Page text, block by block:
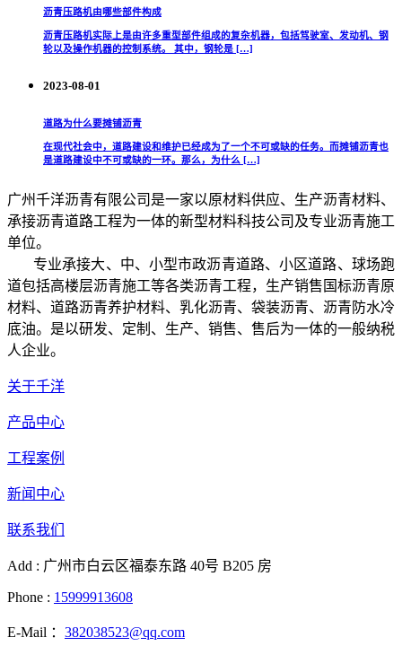
沥青压路机由哪些部件构成
沥青压路机实际上是由许多重型部件组成的复杂机器，包括驾驶室、发动机、钢
轮以及操作机器的控制系统。 其中，钢轮是 […]
2023-08-01
道路为什么要摊铺沥青
在现代社会中，道路建设和维护已经成为了一个不可或缺的任务。而摊铺沥青也
是道路建设中不可或缺的一环。那么，为什么 […]
广州千洋沥青有限公司是一家以原材料供应、生产沥青材料、
承接沥青道路工程为一体的新型材料科技公司及专业沥青施工
单位。
专业承接大、中、小型市政沥青道路、小区道路、球场跑
道包括高楼层沥青施工等各类沥青工程，生产销售国标沥青原
材料、道路沥青养护材料、乳化沥青、袋装沥青、沥青防水冷
底油。是以研发、定制、生产、销售、售后为一体的一般纳税
人企业。
关于千洋
产品中心
工程案例
新闻中心
联系我们
Add : 广州市白云区福泰东路 40号 B205 房
Phone : 15999913608
E-Mail ： 382038523@qq.com